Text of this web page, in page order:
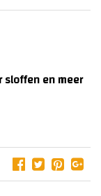
sloffen en meer